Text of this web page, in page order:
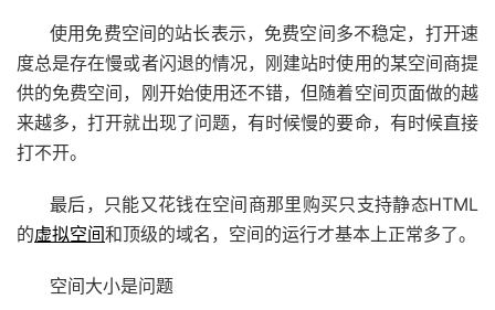
使用免费空间的站长表示，免费空间多不稳定，打开速
度总是存在慢或者闪退的情况，刚建站时使用的某空间商提
供的免费空间，刚开始使用还不错，但随着空间页面做的越
来越多，打开就出现了问题，有时候慢的要命，有时候直接
打不开。
最后，只能又花钱在空间商那里购买只支持静态HTML
的虚拟空间和顶级的域名，空间的运行才基本上正常多了。
空间大小是问题